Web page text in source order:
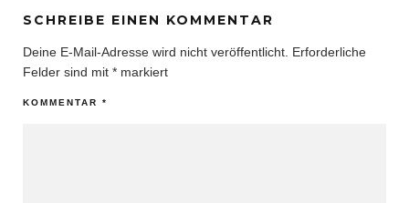
SCHREIBE EINEN KOMMENTAR
Deine E-Mail-Adresse wird nicht veröffentlicht. Erforderliche
Felder sind mit * markiert
KOMMENTAR *